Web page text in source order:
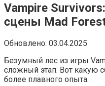
Vampire
сцены Mad
Обновлено: 03.04.2025
Безумный лес из игры
сложный этап. Вот какую
более плавного опыта.